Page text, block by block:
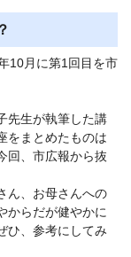
10月に第1回目を市
先生が執筆した講
をまとめたものは
回、市広報から抜
ん、お母さんへの
からだが健やかに
ひ、参考にしてみ